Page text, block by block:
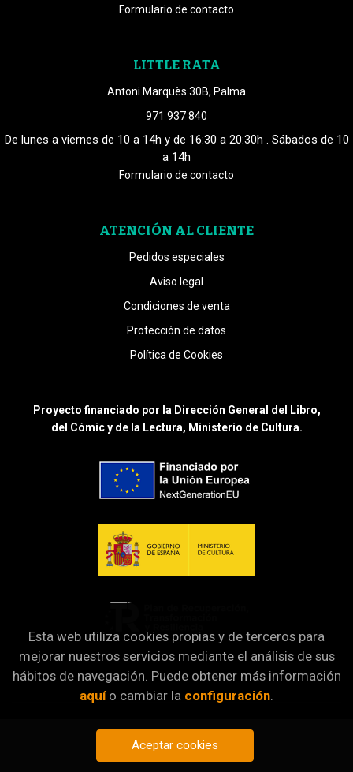
Formulario de contacto
LITTLE RATA
Antoni Marquès 30B, Palma
971 937 840
De lunes a viernes de 10 a 14h y de 16:30 a 20:30h . Sábados de 10
a 14h
Formulario de contacto
ATENCIÓN AL CLIENTE
Pedidos especiales
Aviso legal
Condiciones de venta
Protección de datos
Política de Cookies
Proyecto financiado por la Dirección General del Libro,
del Cómic y de la Lectura, Ministerio de Cultura.
Esta web utiliza cookies propias y de terceros para
mejorar nuestros servicios mediante el análisis de sus
hábitos de navegación. Puede obtener más información
aquío cambiar la configuración.
Aceptar cookies